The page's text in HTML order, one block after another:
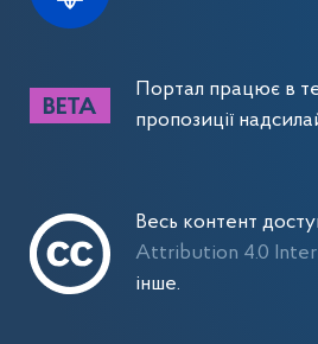
Портал працює в
пропозиції
Весь контент
Attribution 4.0
інше.